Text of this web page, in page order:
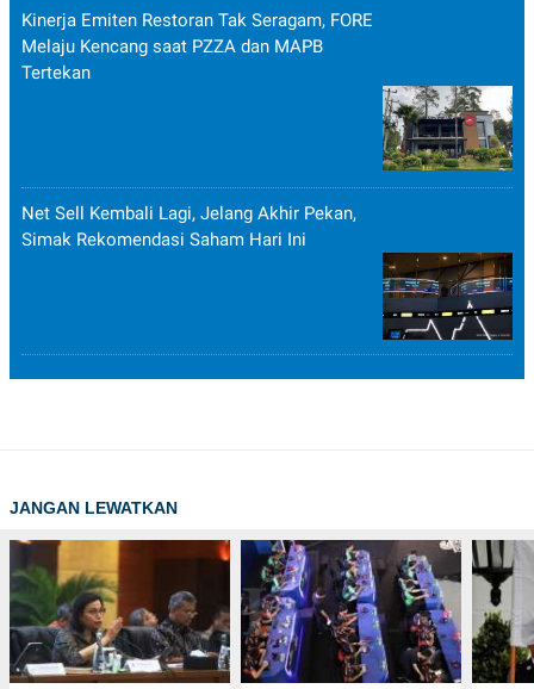
Kinerja Emiten Restoran Tak Seragam, FORE
Melaju Kencang saat PZZA dan MAPB
Tertekan
Net Sell Kembali Lagi, Jelang Akhir Pekan,
Simak Rekomendasi Saham Hari Ini
JANGAN LEWATKAN